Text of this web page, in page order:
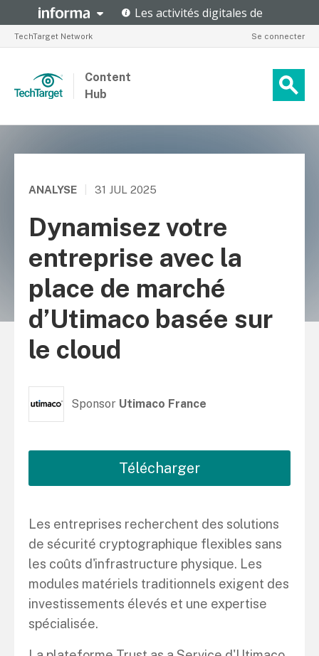
TechTarget Network Se connecter
Content
Hub
ANALYSE 31 JUL 2025
Dynamisez votre
entreprise avec la
place de marché
d’Utimaco basée sur
le cloud
Sponsor Utimaco France
Télécharger
Les entreprises recherchent des solutions
de sécurité cryptographique flexibles sans
les coûts d'infrastructure physique. Les
modules matériels traditionnels exigent des
investissements élevés et une expertise
spécialisée.